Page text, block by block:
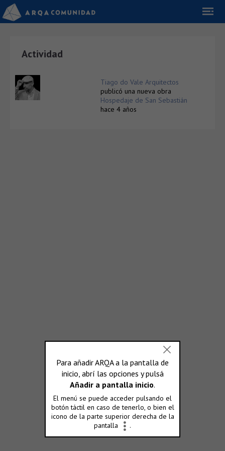
Actividad
Tiago do Vale Arquitectos
publicó una nueva obra
Hospedaje de San Sebastián
hace 4 años